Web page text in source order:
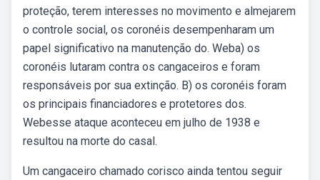
proteção, terem interesses no movimento e almejarem
o controle social, os coronéis desempenharam um
papel significativo na manutenção do. Weba) os
coronéis lutaram contra os cangaceiros e foram
responsáveis por sua extinção. B) os coronéis foram
os principais financiadores e protetores dos.
Webesse ataque aconteceu em julho de 1938 e
resultou na morte do casal.
Um cangaceiro chamado corisco ainda tentou seguir